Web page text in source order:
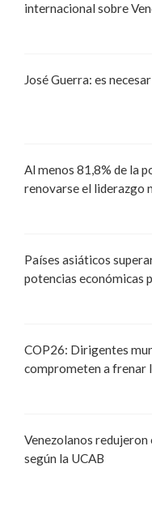
internacional sobre
José Guerra: es
Al menos 81,8% de la
renovarse el liderazgo
Países asiáticos
potencias económicas
COP26: Dirigentes
comprometen a frenar
Venezolanos
según la UCAB